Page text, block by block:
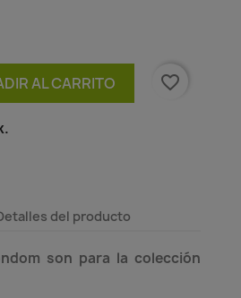
AL CARRITO favorite_border
del producto
son para la colección